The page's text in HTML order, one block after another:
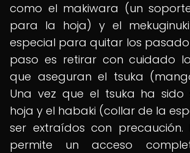
como el makiwara (un
para la hoja) y el
especial para quitar los
paso es retirar con cuidado
que aseguran el tsuka
Una vez que el tsuka ha sido
hoja y el habaki (collar de la
ser extraídos con precaución.
permite un acceso